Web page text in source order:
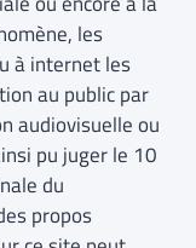
les
à internet les
au public par
audiovisuelle ou
pu juger le 10
du
propos